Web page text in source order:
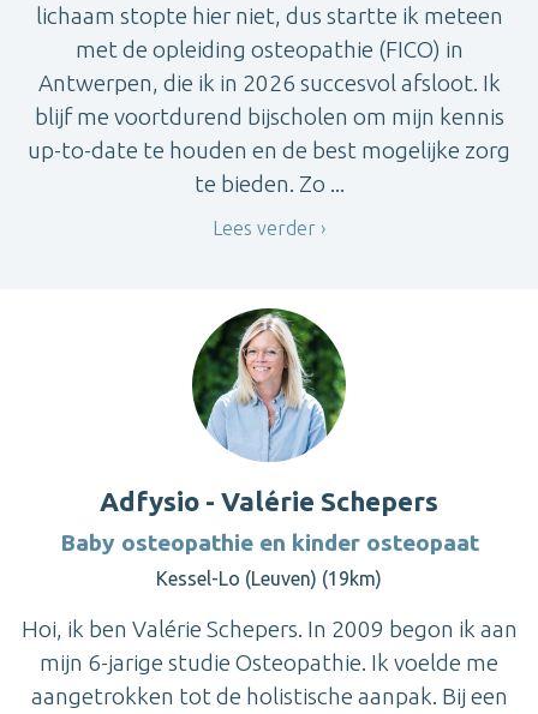
lichaam stopte hier niet, dus startte ik meteen
met de opleiding osteopathie (FICO) in
Antwerpen, die ik in 2026 succesvol afsloot. Ik
blijf me voortdurend bijscholen om mijn kennis
up-to-date te houden en de best mogelijke zorg
te bieden. Zo ...
Lees verder
Adfysio - Valérie Schepers
Baby osteopathie en kinder osteopaat
Kessel-Lo (Leuven) (19km)
Hoi, ik ben Valérie Schepers. In 2009 begon ik aan
mijn 6-jarige studie Osteopathie. Ik voelde me
aangetrokken tot de holistische aanpak. Bij een